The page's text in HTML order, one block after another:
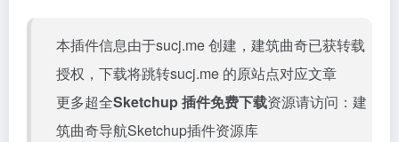
本插件信息由于sucj.me 创建，建筑曲奇已获转载
授权，下载将跳转sucj.me 的原站点对应文章
更多超全Sketchup 插件免费下载资源请访问： 建
筑曲奇导航Sketchup插件资源库